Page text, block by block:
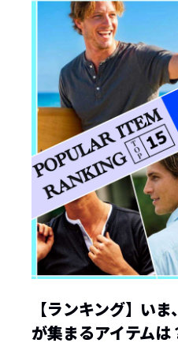
【ランキング】いま
が集まるアイテムは